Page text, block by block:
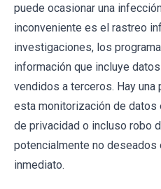
puede ocasionar una
inconveniente es el rastreo
investigaciones, los
información que incluye
vendidos a terceros. Hay una
esta monitorización de
de privacidad o incluso robo
potencialmente no
inmediato.